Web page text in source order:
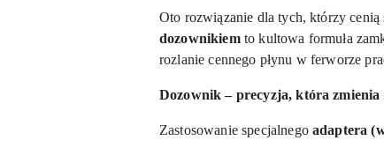
Oto rozwiązanie dla tych, którzy
dozownikiemto kultowa formuła
rozlanie cennego płynu w ferworze
Dozownik – precyzja, która zmienia
Zastosowanie specjalnego adaptera